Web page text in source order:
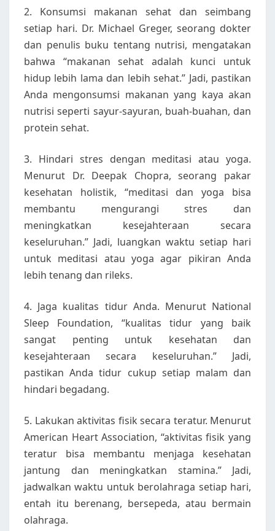
2. Konsumsi makanan sehat dan seimbang
setiap hari. Dr. Michael Greger, seorang dokter
dan penulis buku tentang nutrisi, mengatakan
bahwa “makanan sehat adalah kunci untuk
hidup lebih lama dan lebih sehat.” Jadi, pastikan
Anda mengonsumsi makanan yang kaya akan
nutrisi seperti sayur-sayuran, buah-buahan, dan
protein sehat.
3. Hindari stres dengan meditasi atau yoga.
Menurut Dr. Deepak Chopra, seorang pakar
kesehatan holistik, “meditasi dan yoga bisa
membantu mengurangi stres dan
meningkatkan kesejahteraan secara
keseluruhan.” Jadi, luangkan waktu setiap hari
untuk meditasi atau yoga agar pikiran Anda
lebih tenang dan rileks.
4. Jaga kualitas tidur Anda. Menurut National
Sleep Foundation, “kualitas tidur yang baik
sangat penting untuk kesehatan dan
kesejahteraan secara keseluruhan.” Jadi,
pastikan Anda tidur cukup setiap malam dan
hindari begadang.
5. Lakukan aktivitas fisik secara teratur. Menurut
American Heart Association, “aktivitas fisik yang
teratur bisa membantu menjaga kesehatan
jantung dan meningkatkan stamina.” Jadi,
jadwalkan waktu untuk berolahraga setiap hari,
entah itu berenang, bersepeda, atau bermain
olahraga.